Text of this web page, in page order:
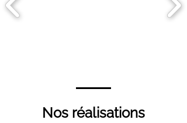
Nos réalisations